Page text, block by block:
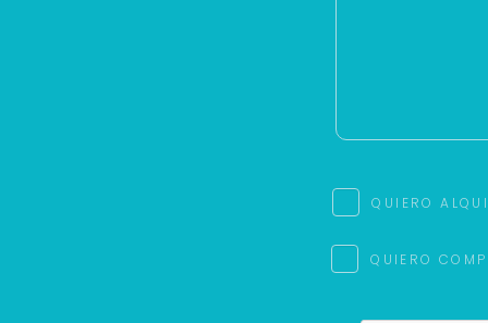
QUIERO
QUIERO